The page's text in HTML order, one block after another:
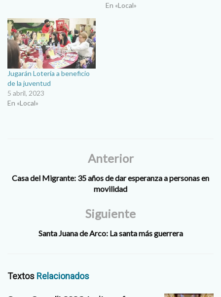
En «Local»
Jugarán Lotería a beneficio
de la juventud
5 abril, 2023
En «Local»
Anterior
Casa del Migrante: 35 años de dar esperanza a personas en
movilidad
Siguiente
Santa Juana de Arco: La santa más guerrera
Textos Relacionados